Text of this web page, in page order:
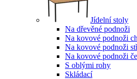
Jídelní stoly
Na dřevěné podnoži
Na kovové podnoži
Na kovové podnoži
Na kovové podnoži
S oblými rohy
Skládací